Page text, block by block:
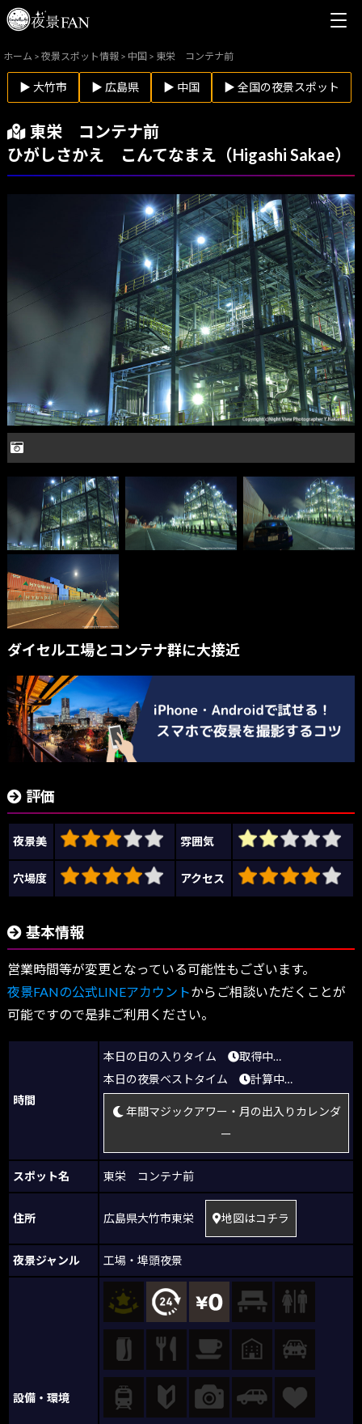
ホーム >夜景スポット情報 > 中国 > 東栄 コンテナ前
▶ 大竹市 ▶ 広島県 ▶ 中国 ▶ 全国の夜景スポット
東栄 コンテナ前
ひがしさかえ こんてなまえ（Higashi Sakae）
ダイセル工場とコンテナ群に大接近
評価
夜景美 雰囲気
穴場度 アクセス
基本情報
営業時間等が変更となっている可能性もございます。
夜景FANの公式LINEアカウントからご相談いただくことが
可能ですので是非ご利用ください。
時間
本日の日の入りタイム
取得中…
本日の夜景ベストタイム
計算中…
年間マジックアワー・月の出入りカレンダ
ー
スポット名 東栄 コンテナ前
住所 広島県大竹市東栄 地図はコチラ
夜景ジャンル 工場・埠頭夜景
設備・環境